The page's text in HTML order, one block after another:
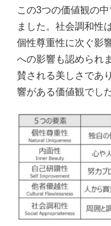
この3つの価値観の
ました。社会調和性
個性尊重性に次ぐ影
への影響も認められ
賛される美しさであ
響がある価値観でした